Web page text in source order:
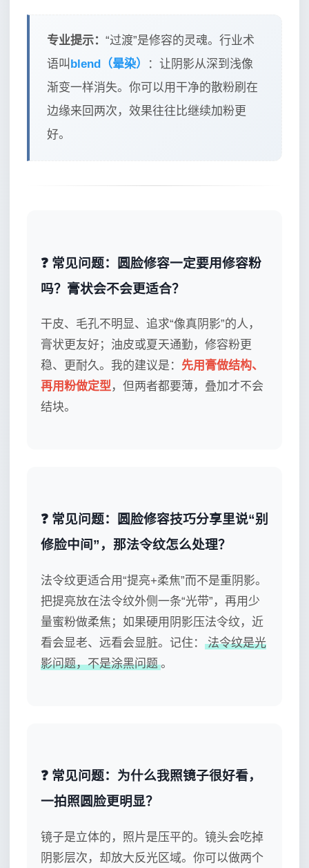
专业提示： “过渡”是修容的灵魂。行业术
语叫 blend（晕染）
：让阴影从深到浅像
渐变一样消失。你可以用干净的散粉刷在
边缘来回两次，效果往往比继续加粉更
好。
❓ 常见问题：圆脸修容一定要用修容粉
吗？膏状会不会更适合？
干皮、毛孔不明显、追求“像真阴影”的人，
膏状更友好；油皮或夏天通勤，修容粉更
稳、更耐久。我的建议是： 先用膏做结构、
再用粉做定型，但两者都要薄，叠加才不会
结块。
❓ 常见问题：圆脸修容技巧分享里说“别
修脸中间”，那法令纹怎么处理？
法令纹更适合用“提亮+柔焦”而不是重阴影。
把提亮放在法令纹外侧一条“光带”，再用少
量蜜粉做柔焦；如果硬用阴影压法令纹，近
看会显老、远看会显脏。记住：
法令纹是光
影问题，不是涂黑问题 。
❓ 常见问题：为什么我照镜子很好看，
一拍照圆脸更明显？
镜子是立体的，照片是压平的。镜头会吃掉
阴影层次，却放大反光区域。你可以做两个